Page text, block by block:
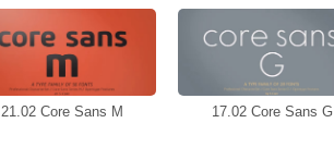
21.02 Core Sans M 17.02 Core Sans G